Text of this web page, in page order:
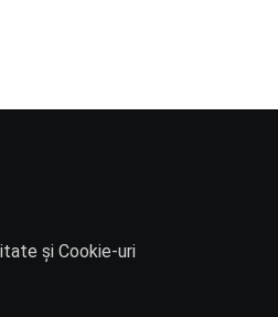
și Cookie-uri